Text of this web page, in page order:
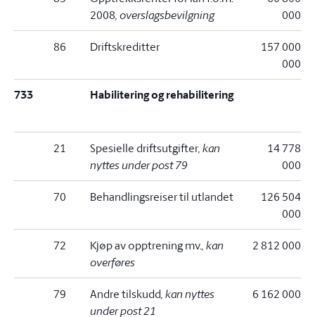
2008, overslagsbevilgning
000
86 Driftskreditter
157 000
000
733 Habilitering og rehabilitering
21 Spesielle driftsutgifter, kan
nyttes under post 79
14 778
000
70 Behandlingsreiser til utlandet
126 504
000
72 Kjøp av opptrening mv., kan
overføres
2 812 000
79 Andre tilskudd, kan nyttes
under post 21
6 162 000